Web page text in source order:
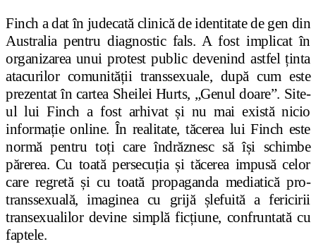
Finch a dat în judecată clinică de identitate de gen din
Australia pentru diagnostic fals. A fost implicat în
organizarea unui protest public devenind astfel ținta
atacurilor comunității transsexuale, după cum este
prezentat în cartea Sheilei Hurts, „Genul doare”. Site-
ul lui Finch a fost arhivat și nu mai există nicio
informație online. În realitate, tăcerea lui Finch este
normă pentru toți care îndrăznesc să își schimbe
părerea. Cu toată persecuția și tăcerea impusă celor
care regretă și cu toată propaganda mediatică pro-
transsexuală, imaginea cu grijă șlefuită a fericirii
transexualilor devine simplă ficțiune, confruntată cu
faptele.